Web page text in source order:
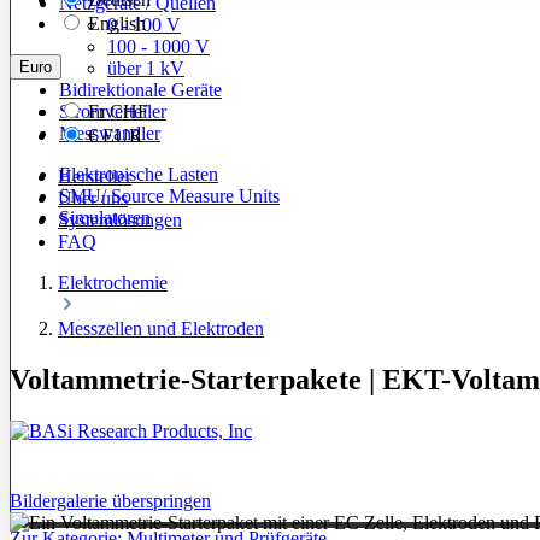
0 - 100 V
100 - 1000 V
über 1 kV
Bidirektionale Geräte
Stromverteiler
Messwandler
Elektronische Lasten
SMU/ Source Measure Units
Simulatoren
English
Euro
FrCHF
€EUR
Hersteller
Über uns
Systemlösungen
FAQ
Elektrochemie
Messzellen und Elektroden
Voltammetrie-Starterpakete | EKT-
Bildergalerie überspringen